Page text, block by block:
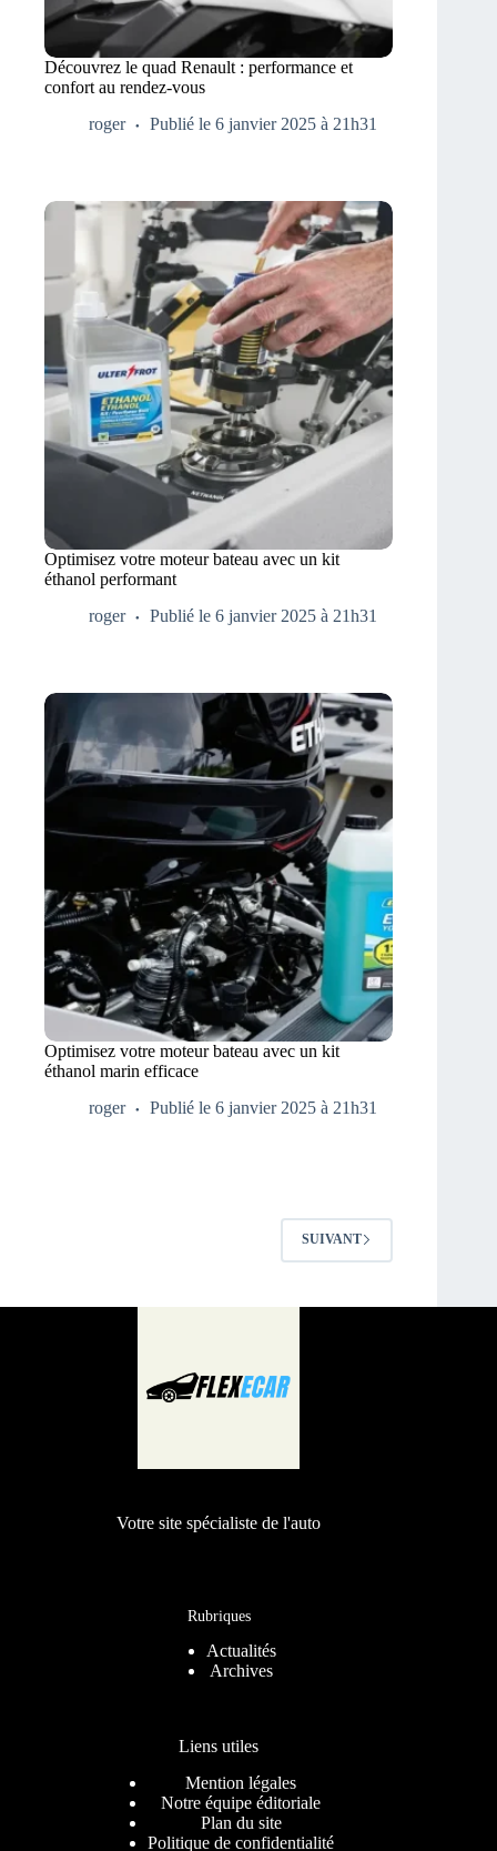
Découvrez le quad Renault : performance et
confort au rendez-vous
roger
Publié le 6 janvier 2025 à 21h31
Optimisez votre moteur bateau avec un kit
éthanol performant
roger
Publié le 6 janvier 2025 à 21h31
Optimisez votre moteur bateau avec un kit
éthanol marin efficace
roger
Publié le 6 janvier 2025 à 21h31
SUIVANT
Votre site spécialiste de l'auto
Rubriques
Actualités
Archives
Liens utiles
Mention légales
Notre équipe éditoriale
Plan du site
Politique de confidentialité